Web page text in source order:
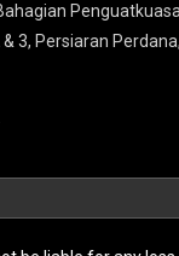
3, Persiaran